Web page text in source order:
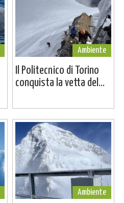
Ambiente
Il Politecnico di Torino
conquista la vetta del...
Ambiente